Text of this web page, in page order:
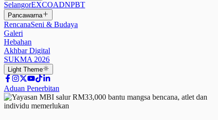
SelangorEXCOADNPBT
Pancawarna
RencanaSeni & Budaya
Galeri
Hebahan
Akhbar Digital
SUKMA 2026
Light Theme
Aduan Penerbitan